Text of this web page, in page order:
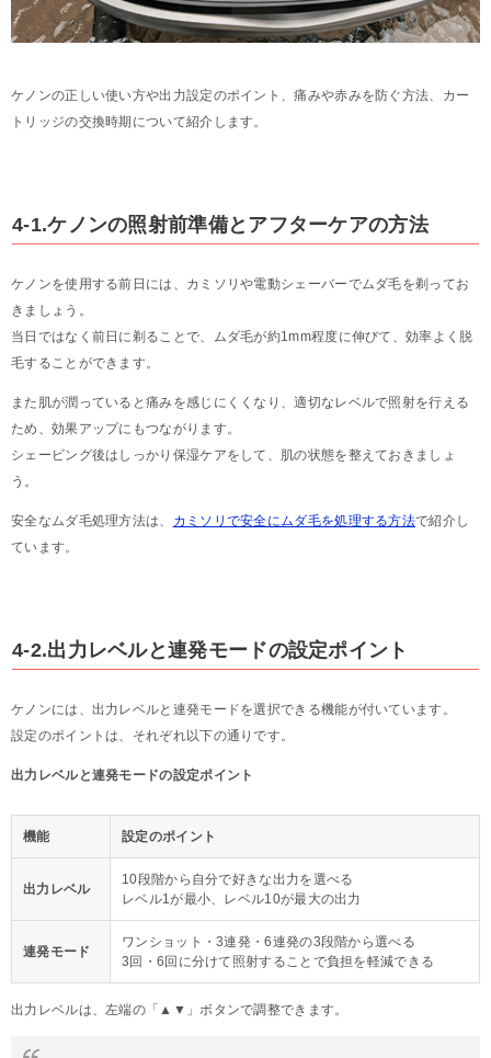
ケノンの正しい使い方や出力設定のポイント、痛みや赤みを防ぐ方法、カー
トリッジの交換時期について紹介します。
4-1.ケノンの照射前準備とアフターケアの方法
ケノンを使用する前日には、カミソリや電動シェーバーでムダ毛を剃ってお
きましょう。
当日ではなく前日に剃ることで、ムダ毛が約1mm程度に伸びて、効率よく脱
毛することができます。
また肌が潤っていると痛みを感じにくくなり、適切なレベルで照射を行える
ため、効果アップにもつながります。
シェービング後はしっかり保湿ケアをして、肌の状態を整えておきましょ
う。
安全なムダ毛処理方法は、 カミソリで安全にムダ毛を処理する方法で紹介し
ています。
4-2.出力レベルと連発モードの設定ポイント
ケノンには、出力レベルと連発モードを選択できる機能が付いています。
設定のポイントは、それぞれ以下の通りです。
出力レベルと連発モードの設定ポイント
機能 設定のポイント
出力レベル
10段階から自分で好きな出力を選べる
レベル1が最小、レベル10が最大の出力
連発モード
ワンショット・3連発・6連発の3段階から選べる
3回・6回に分けて照射することで負担を軽減できる
出力レベルは、左端の「▲▼」ボタンで調整できます。